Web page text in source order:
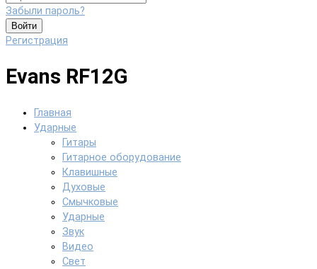
Забыли пароль?
Войти
Регистрация
Evans RF12G
Главная
Ударные
Гитары
Гитарное оборудование
Клавишные
Духовые
Смычковые
Ударные
Звук
Видео
Свет